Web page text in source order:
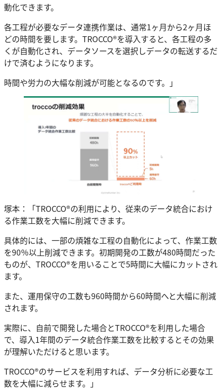
動化できます。
各工程が必要なデータ連携作業は、通常1ヶ月から2ヶ月ほ
どの時間を要します。TROCCO®を導入すると、各工程の多
くが自動化され、データソースを選択しデータの転送するだ
けで済むようになります。
時間や労力の大幅な削減が可能となるのです。」
塚本：「TROCCO®の利用により、従来のデータ統合におけ
る作業工数を大幅に削減できます。
具体的には、一部の煩雑な工程の自動化によって、作業工数
を90％以上削減できます。初期開発の工数が480時間だった
ものが、TROCCO®を用いることで5時間に大幅にカットされ
ます。
また、運用保守の工数も960時間から60時間へと大幅に削減
されます。
実際に、自前で開発した場合とTROCCO®を利用した場合
で、導入1年間のデータ統合作業工数を比較するとその効果
が理解いただけると思います。
TROCCO®のサービスを利用すれば、データ分析に必要な工
数を大幅に減らせます。」